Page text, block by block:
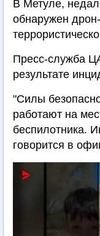
В Метуле,
обнаружен
Пресс-служба
результате
"Силы
работают на
беспилотника.
говорится в